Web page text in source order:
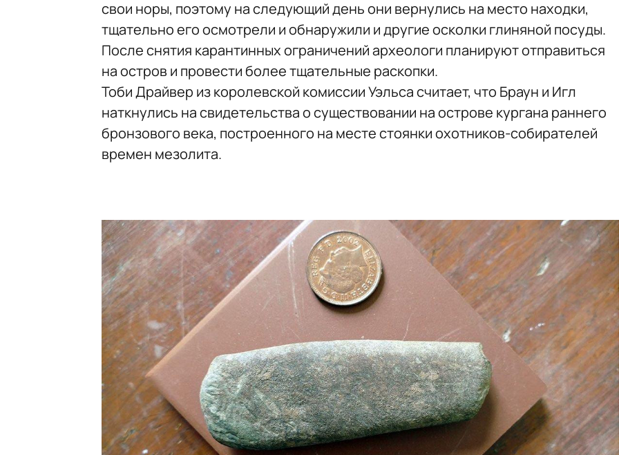
свои норы, поэтому на следующий день они вернулись на место находки,
тщательно его осмотрели и обнаружили и другие осколки глиняной посуды.
После снятия карантинных ограничений археологи планируют отправиться
на остров и провести более тщательные раскопки.
Тоби Драйвер из королевской комиссии Уэльса считает, что Браун и Игл
наткнулись на свидетельства о существовании на острове кургана раннего
бронзового века, построенного на месте стоянки охотников-собирателей
времен мезолита.